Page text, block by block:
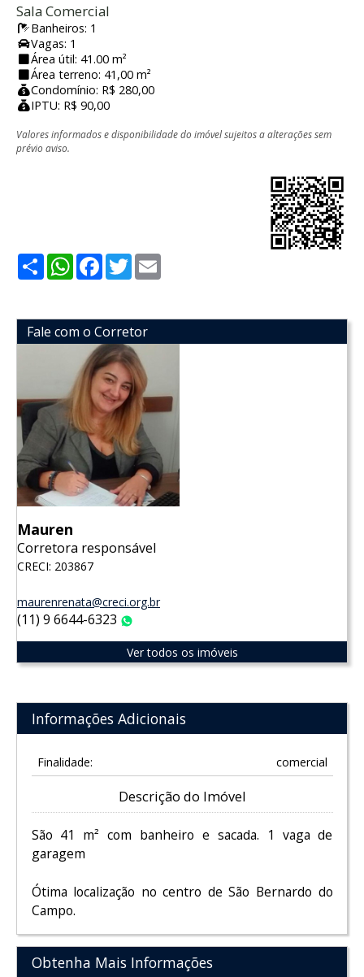
Sala Comercial
Banheiros: 1
Vagas: 1
Área útil: 41.00 m²
Área terreno: 41,00 m²
Condomínio: R$ 280,00
IPTU: R$ 90,00
Valores informados e disponibilidade do imóvel sujeitos a alterações sem
prévio aviso.
ShareWhatsApp
Facebook
Twitter
Fale com o Corretor
Mauren
Corretora responsável
CRECI: 203867
maurenrenata@creci.org.br
(11) 9 6644-6323
Ver todos os imóveis
Informações Adicionais
Finalidade: comercial
Descrição do Imóvel
São 41 m² com banheiro e sacada. 1 vaga de
garagem
Ótima localização no centro de São Bernardo do
Campo.
Obtenha Mais Informações